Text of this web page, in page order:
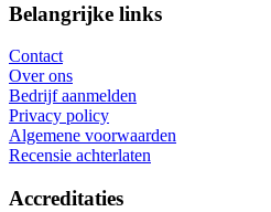
Belangrijke links
Contact
Over ons
Bedrijf aanmelden
Privacy policy
Algemene voorwaarden
Recensie achterlaten
Accreditaties